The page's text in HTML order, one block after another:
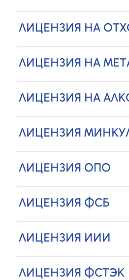
ЛИЦЕНЗИЯ НА
ЛИЦЕНЗИЯ НА
ЛИЦЕНЗИЯ НА
ЛИЦЕНЗИЯ
ЛИЦЕНЗИЯ ОПО
ЛИЦЕНЗИЯ ФСБ
ЛИЦЕНЗИЯ ИИИ
ЛИЦЕНЗИЯ ФСТЭК